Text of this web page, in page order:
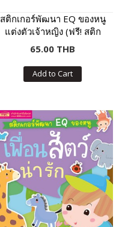
สติกเกอร์พัฒนา EQ ของหนู
แต่งตัวเจ้าหญิง (ฟรี! สติก
เกอร์กว่า 100 ชิ้น ในเล่ม)
65.00 THB
Add to Cart